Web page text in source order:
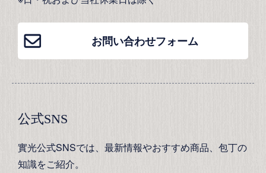
お問い合わせフォーム
公式SNS
實光公式SNSでは、最新情報やおすすめ商品、包丁の
知識をご紹介。